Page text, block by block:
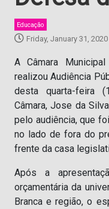
Educação
Friday, January 31, 2020
A Câmara
realizou Audiência
desta quarta-feira
Câmara, Jose da
pelo audiência, que
no lado de fora do
frente da casa
Após a
orçamentária da
Branca e região, o